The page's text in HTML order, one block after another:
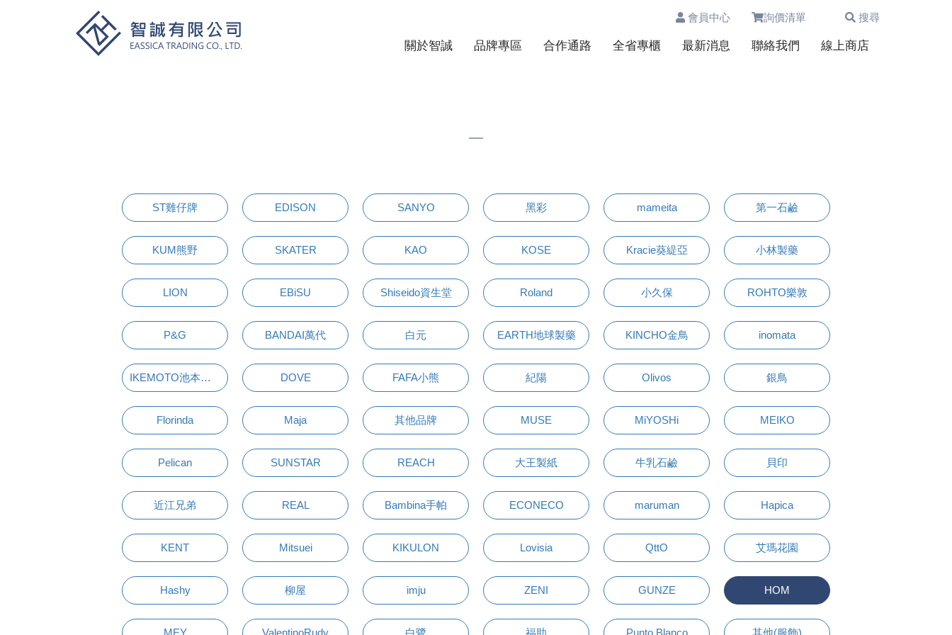
會員中心 詢價清單 搜尋
關於智誠 品牌專區 合作通路 全省專櫃 最新消息 聯絡我們 線上商店
ST雞仔牌 EDISON SANYO 黑彩 mameita 第一石鹼
KUM熊野 SKATER KAO KOSE Kracie葵緹亞 小林製藥
LION EBiSU Shiseido資生堂 Roland 小久保 ROHTO樂敦
P&G BANDAI萬代 白元 EARTH地球製藥 KINCHO金鳥 inomata
IKEMOTO池本刷子 DOVE FAFA小熊 紀陽 Olivos 銀鳥
Florinda Maja 其他品牌 MUSE MiYOSHi MEIKO
Pelican SUNSTAR REACH 大王製紙 牛乳石鹼 貝印
近江兄弟 REAL Bambina手帕 ECONECO maruman Hapica
KENT Mitsuei KIKULON Lovisia QttO 艾瑪花園
Hashy 柳屋 imju ZENI GUNZE HOM
MEY ValentinoRudy 白鷺 福助 Punto Blanco 其他(服飾)